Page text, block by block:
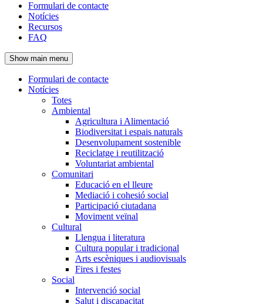
Navegació
principal
de
l'encapçalament
Formulari de contacte
Notícies
Recursos
FAQ
Show main menu
Navegació
principal
Formulari de contacte
Notícies
Totes
Ambiental
Agricultura i Alimentació
Biodiversitat i espais naturals
Desenvolupament sostenible
Reciclatge i reutilització
Voluntariat ambiental
Comunitari
Educació en el lleure
Mediació i cohesió social
Participació ciutadana
Moviment veïnal
Cultural
Llengua i literatura
Cultura popular i tradicional
Arts escèniques i audiovisuals
Fires i festes
Social
Intervenció social
Salut i discapacitat